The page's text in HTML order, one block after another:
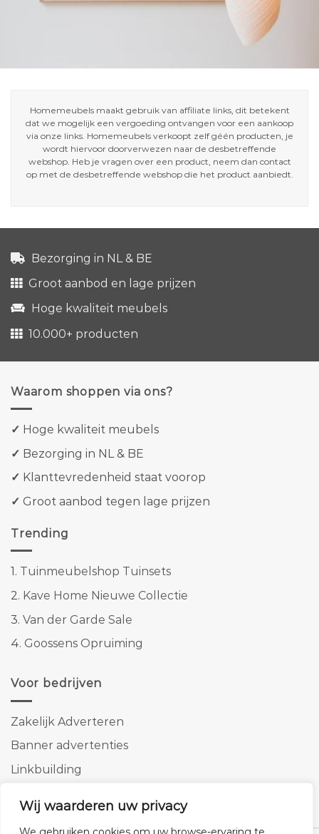
Wij waarderen uw privacy
Homemeubels maakt gebruik van affiliate links, dit betekent
dat we mogelijk een vergoeding ontvangen voor een aankoop
via onze links. Homemeubels verkoopt zelf géén producten, je
wordt hiervoor doorverwezen naar de desbetreffende
webshop. Heb je vragen over een product, neem dan contact
op met de desbetreffende webshop die het product aanbiedt.
Bezorging in NL & BE
Groot aanbod en lage prijzen
Hoge kwaliteit meubels
10.000+ producten
Waarom shoppen via ons?
✓ Hoge kwaliteit meubels
✓ Bezorging in NL & BE
✓ Klanttevredenheid staat voorop
✓ Groot aanbod tegen lage prijzen
Trending
1. Tuinmeubelshop Tuinsets
2. Kave Home Nieuwe Collectie
3. Van der Garde Sale
4. Goossens Opruiming
Voor bedrijven
Zakelijk Adverteren
Banner advertenties
Linkbuilding